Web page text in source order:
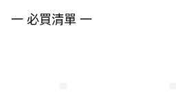
４．使用「AFTEE先享後付」時，將依據
一 必買清單 一